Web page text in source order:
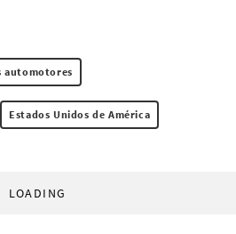
automotores
Estados Unidos de América
LOADING